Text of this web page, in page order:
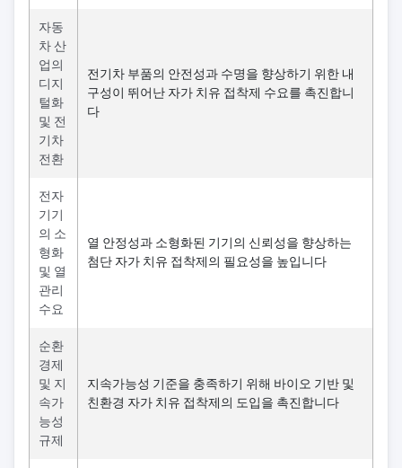
자동
차 산
업의
디지
털화
및 전
기차
전환
전기차 부품의 안전성과 수명을 향상하기 위한 내
구성이 뛰어난 자가 치유 접착제 수요를 촉진합니
다
전자
기기
의 소
형화
및 열
관리
수요
열 안정성과 소형화된 기기의 신뢰성을 향상하는
첨단 자가 치유 접착제의 필요성을 높입니다
순환
경제
및 지
속가
능성
규제
지속가능성 기준을 충족하기 위해 바이오 기반 및
친환경 자가 치유 접착제의 도입을 촉진합니다